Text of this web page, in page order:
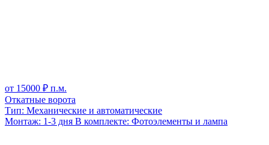
от 15000 ₽ п.м.
Откатные ворота
Тип: Механические и автоматические
Монтаж: 1-3 дня В комплекте: Фотоэлементы и лампа